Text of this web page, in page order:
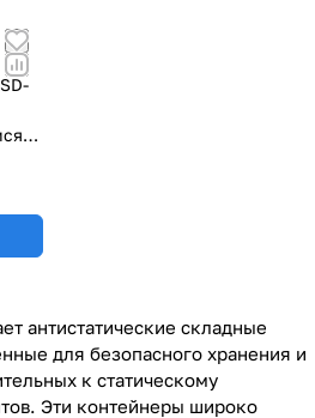
антистатические складные
для безопасного хранения и
к статическому
Эти контейнеры широко